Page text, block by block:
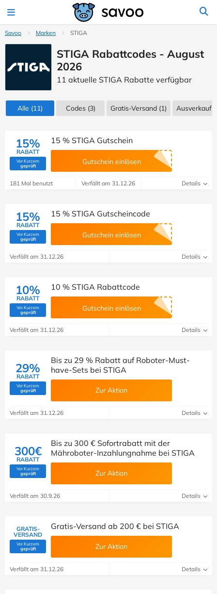
Savoo Marken STIGA
STIGA Rabattcodes - August
2026
11 aktuelle STIGA Rabatte verfügbar
Alle (11) Codes(3) Gratis-Versand (1) Ausverkauf
15%
RABATT
Vor Kurzem
geprüft(Von Savoo geprüft)
15 % STIGA Gutschein
Gutschein einlösen
181 Mal benutzt Verfällt am 31.12.26 Details
15%
RABATT
Vor Kurzem
geprüft(Von Savoo geprüft)
15 % STIGA Gutscheincode
Gutschein einlösen
Verfällt am 31.12.26 Details
10%
RABATT
Vor Kurzem
geprüft(Von Savoo geprüft)
10 % STIGA Rabattcode
Gutschein einlösen
Verfällt am 31.12.26 Details
29%
RABATT
Vor Kurzem
geprüft(Von Savoo geprüft)
Bis zu 29 % Rabatt auf Roboter-Must-
have-Sets bei STIGA
Zur Aktion
Verfällt am 31.12.26 Details
300€
RABATT
Vor Kurzem
geprüft(Von Savoo geprüft)
Bis zu 300 € Sofortrabatt mit der
Mähroboter-Inzahlungnahme bei STIGA
Zur Aktion
Verfällt am 30.9.26 Details
GRATIS-
VERSAND
Vor Kurzem
geprüft(Von Savoo geprüft)
Gratis-Versand ab 200 € bei STIGA
Zur Aktion
Verfällt am 31.12.26 Details